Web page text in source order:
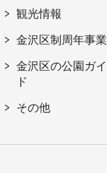
観光情報
金沢区制周年事業
金沢区の公園ガイ
ド
その他